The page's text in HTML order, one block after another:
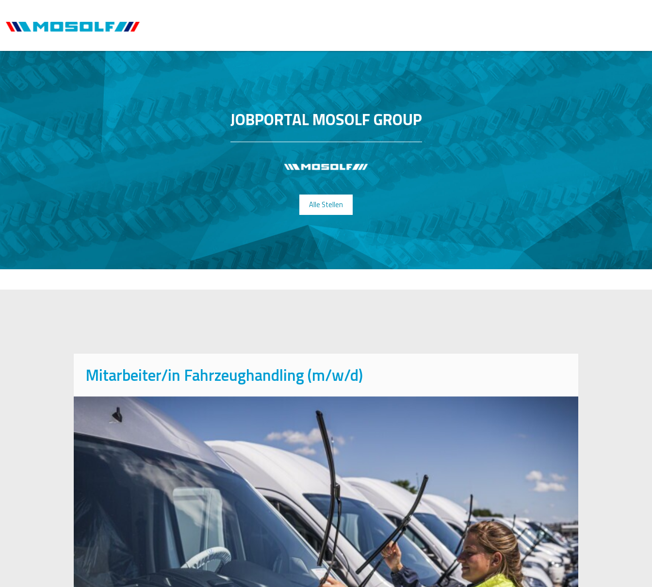
JOBPORTAL MOSOLF GROUP
Alle Stellen
Mitarbeiter/in Fahrzeughandling (m/w/d)